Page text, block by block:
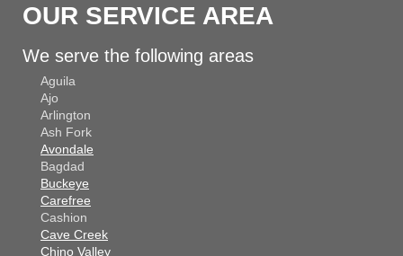
OUR SERVICE AREA
We serve the following areas
Aguila
Ajo
Arlington
Ash Fork
Avondale
Bagdad
Buckeye
Carefree
Cashion
Cave Creek
Chino Valley